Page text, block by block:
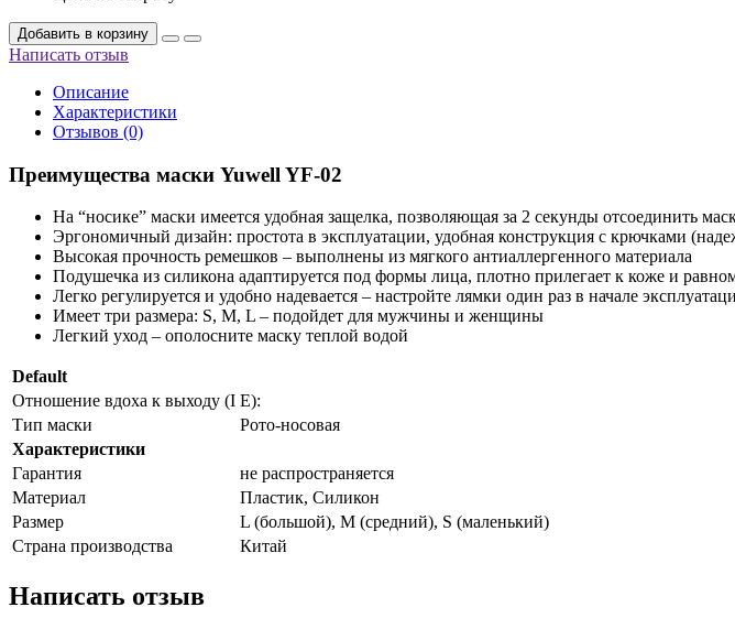
Добавить в корзину
Написать отзыв
Описание
Характеристики
Отзывов (0)
Преимущества маски Yuwell YF-02
На “носике” маски имеется удобная защелка, позволяющая за 2 секунды отсоединить
Эргономичный дизайн: простота в эксплуатации, удобная конструкция с крючками
Высокая прочность ремешков – выполнены из мягкого антиаллергенного материала
Подушечка из силикона адаптируется под формы лица, плотно прилегает к коже и
Легко регулируется и удобно надевается – настройте лямки один раз в начале
Имеет три размера: S, M, L – подойдет для мужчины и женщины
Легкий уход – ополосните маску теплой водой
Default
Отношение вдоха к выходу (I E):
Тип маски
Рото-носовая
Характеристики
Гарантия
не распространяется
Материал
Пластик, Силикон
Размер
L (большой), M (средний), S (маленький)
Страна производства
Китай
Написать отзыв